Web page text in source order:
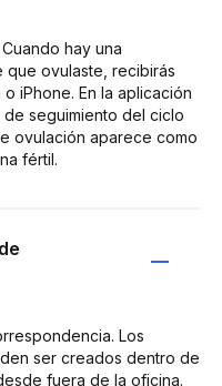
hay una
ovulaste, recibirás
iPhone. En la aplicación
seguimiento del ciclo
ovulación aparece como
fértil.
Los
ser creados dentro de
fuera de la oficina.